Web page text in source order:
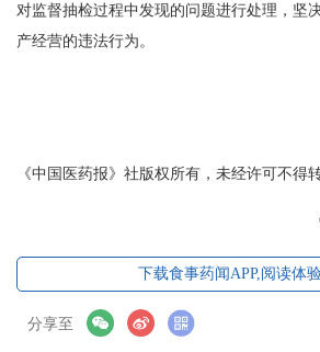
对监督抽检过程中发现的问题进行处理，坚
产经营的违法行为。
《中国医药报》社版权所有，未经许可不得
下载食事药闻APP,阅读体
分享至